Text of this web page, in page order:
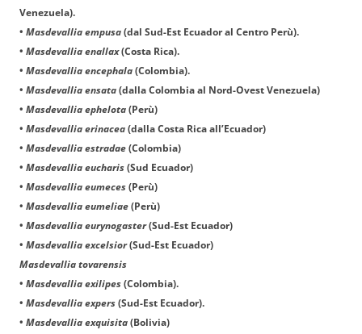
Venezuela).
• Masdevallia empusa (dal Sud-Est Ecuador al Centro Perù).
• Masdevallia enallax(Costa Rica).
• Masdevallia encephala (Colombia).
• Masdevallia ensata (dalla Colombia al Nord-Ovest Venezuela)
• Masdevallia ephelota (Perù)
• Masdevallia erinacea (dalla Costa Rica all’Ecuador)
• Masdevallia estradae (Colombia)
• Masdevallia eucharis (Sud Ecuador)
• Masdevallia eumeces (Perù)
• Masdevallia eumeliae (Perù)
• Masdevallia eurynogaster(Sud-Est Ecuador)
• Masdevallia excelsior(Sud-Est Ecuador)
Masdevallia tovarensis
• Masdevallia exilipes (Colombia).
• Masdevallia expers (Sud-Est Ecuador).
• Masdevallia exquisita (Bolivia)